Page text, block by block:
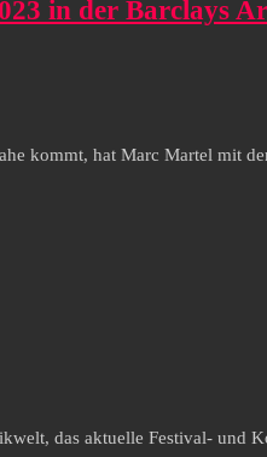
in der Barclays
kommt, hat Marc Martel mit
das aktuelle Festival- und